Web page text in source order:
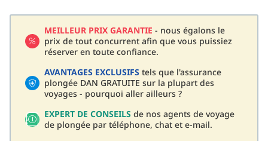
MEILLEUR PRIX GARANTIE - nous égalons le
prix de tout concurrent afin que vous puissiez
réserver en toute confiance.
AVANTAGES EXCLUSIFS tels que l'assurance
plongée DAN GRATUITE sur la plupart des
voyages - pourquoi aller ailleurs ?
EXPERT DE CONSEILS de nos agents de voyage
de plongée par téléphone, chat et e-mail.